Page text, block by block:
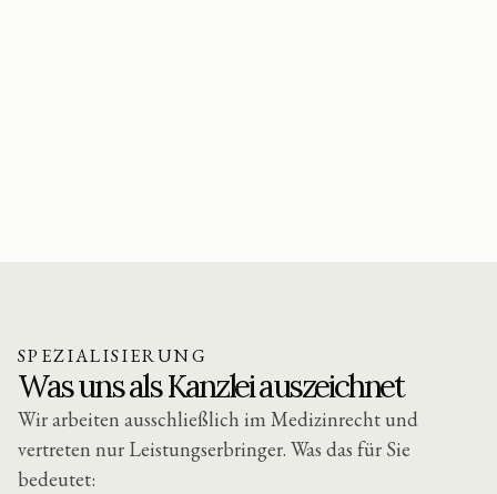
SPEZIALISIERUNG
Was uns als Kanzlei auszeichnet
Wir arbeiten ausschließlich im Medizinrecht und
vertreten nur Leistungserbringer. Was das für Sie
bedeutet: